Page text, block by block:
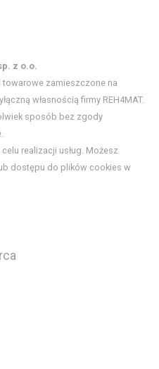
z o.o.
towarowe zamieszczone na
własnością firmy REH4MAT.
sposób bez zgody
realizacji usług. Możesz
dostępu do plików cookies w